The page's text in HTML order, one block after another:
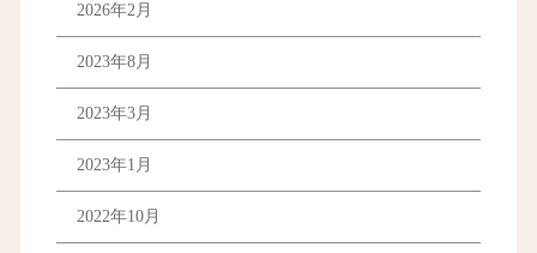
2026年2月
2023年8月
2023年3月
2023年1月
2022年10月